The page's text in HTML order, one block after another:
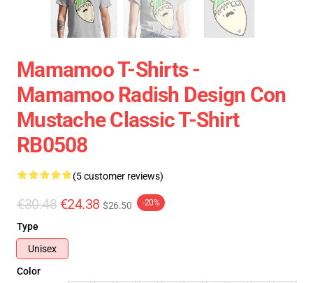
Mamamoo T-Shirts -
Mamamoo Radish Design Con
Mustache Classic T-Shirt
RB0508
(5 customer reviews)
€30.48 €24.38 $26.50 -20%
Type
Unisex
Color